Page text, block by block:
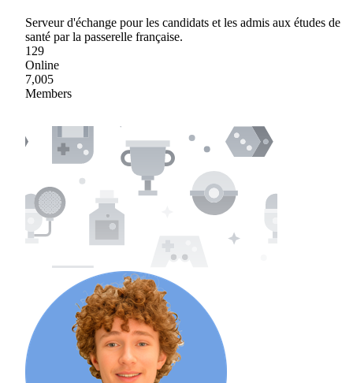
Serveur d'échange pour les candidats et les admis aux études de
santé par la passerelle française.
129
Online
7,005
Members